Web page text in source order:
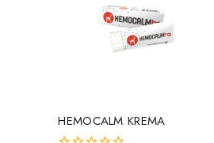
HEMOCALM KREMA